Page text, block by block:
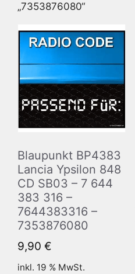
„7353876080“
Blaupunkt BP4383
Lancia Ypsilon 848
CD SB03 – 7 644
383 316 –
7644383316 –
7353876080
9,90 €
inkl. 19 % MwSt.